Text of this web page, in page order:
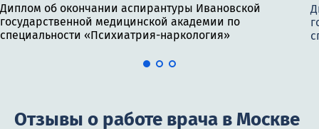
Диплом об окончании аспирантуры Ивановской
государственной медицинской академии по
специальности «Психиатрия-наркология»
Отзывы о работе врача в Москве